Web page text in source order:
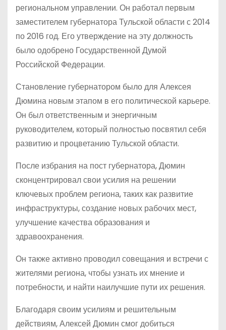
региональном управлении. Он работал первым
заместителем губернатора Тульской области с 2014
по 2016 год. Его утверждение на эту должность
было одобрено Государственной Думой
Российской Федерации.
Становление губернатором было для Алексея
Дюмина новым этапом в его политической карьере.
Он был ответственным и энергичным
руководителем, который полностью посвятил себя
развитию и процветанию Тульской области.
После избрания на пост губернатора, Дюмин
сконцентрировал свои усилия на решении
ключевых проблем региона, таких как развитие
инфраструктуры, создание новых рабочих мест,
улучшение качества образования и
здравоохранения.
Он также активно проводил совещания и встречи с
жителями региона, чтобы узнать их мнение и
потребности, и найти наилучшие пути их решения.
Благодаря своим усилиям и решительным
действиям, Алексей Дюмин смог добиться